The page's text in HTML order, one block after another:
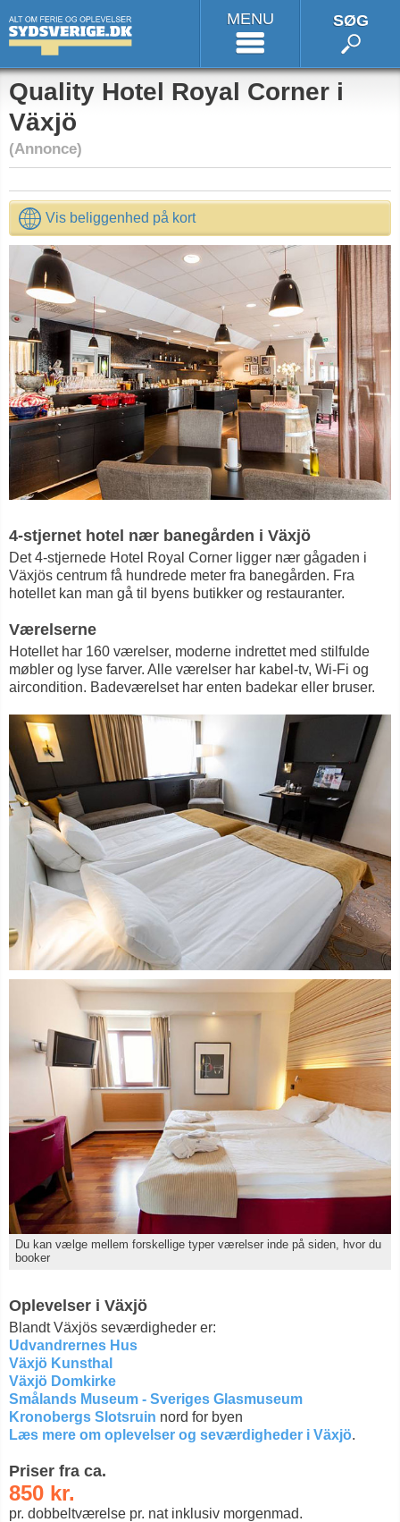
MENU SØG
Quality Hotel Royal Corner i
Växjö
(Annonce)
Vis beliggenhed på kort
4-stjernet hotel nær banegården i Växjö
Det 4-stjernede Hotel Royal Corner ligger nær gågaden i
Växjös centrum få hundrede meter fra banegården. Fra
hotellet kan man gå til byens butikker og restauranter.
Værelserne
Hotellet har 160 værelser, moderne indrettet med stilfulde
møbler og lyse farver. Alle værelser har kabel-tv, Wi-Fi og
aircondition. Badeværelset har enten badekar eller bruser.
Du kan vælge mellem forskellige typer værelser inde på siden, hvor du
booker
Oplevelser i Växjö
Blandt Växjös seværdigheder er:
Udvandrernes Hus
Växjö Kunsthal
Växjö Domkirke
Smålands Museum - Sveriges Glasmuseum
Kronobergs Slotsruin nord for byen
Læs mere om oplevelser og seværdigheder i Växjö.
Priser fra ca.
850 kr.
pr. dobbeltværelse pr. nat inklusiv morgenmad.